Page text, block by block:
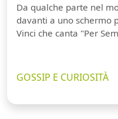
Da qualche parte nel
davanti a uno schermo
Vinci che canta "Per
GOSSIP E CURIOSITÀ